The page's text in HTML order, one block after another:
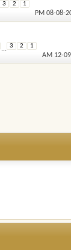
1
2
3
1
2
3
...